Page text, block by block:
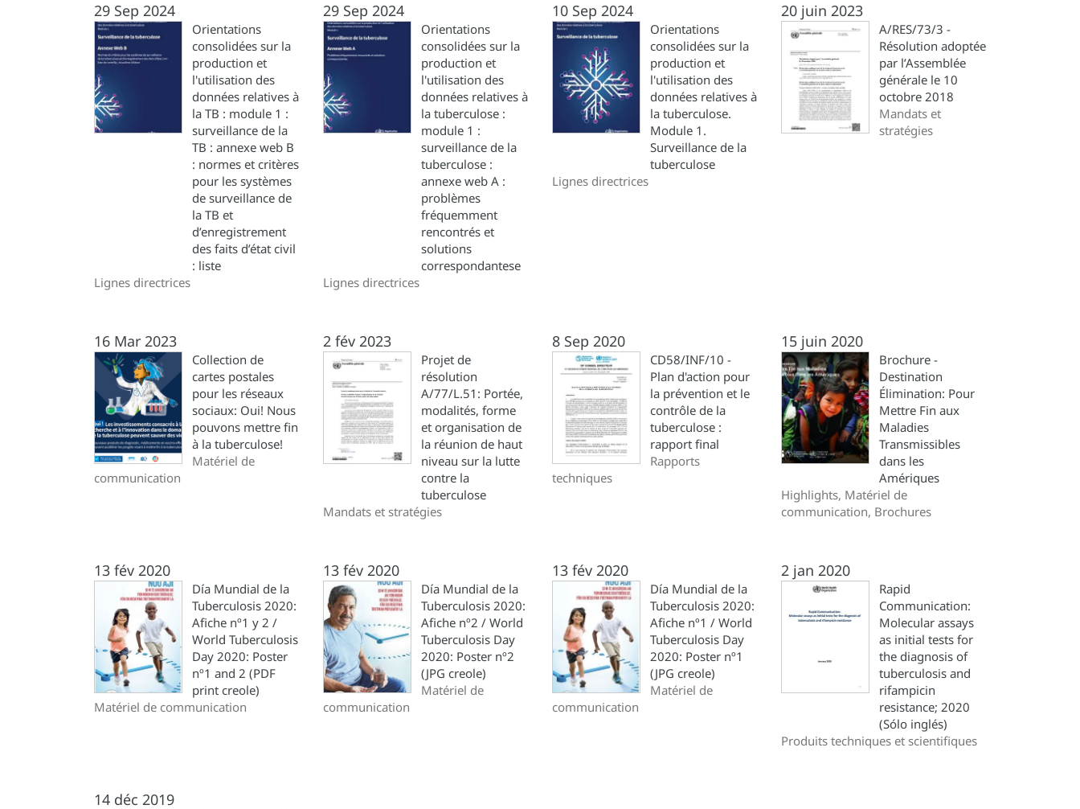
29 Sep 2024
Orientations
consolidées sur la
production et
l'utilisation des
données relatives à
la TB : module 1 :
surveillance de la
TB : annexe web B
: normes et critères
pour les systèmes
de surveillance de
la TB et
d’enregistrement
des faits d’état civil
: liste
Lignes directrices
29 Sep 2024
Orientations
consolidées sur la
production et
l'utilisation des
données relatives à
la tuberculose :
module 1 :
surveillance de la
tuberculose :
annexe web A :
problèmes
fréquemment
rencontrés et
solutions
correspondantese
Lignes directrices
10 Sep 2024
Orientations
consolidées sur la
production et
l'utilisation des
données relatives à
la tuberculose.
Module 1.
Surveillance de la
tuberculose
Lignes directrices
20 juin 2023
A/RES/73/3 -
Résolution adoptée
par l’Assemblée
générale le 10
octobre 2018
Mandats et
stratégies
16 Mar 2023
Collection de
cartes postales
pour les réseaux
sociaux: Oui! Nous
pouvons mettre fin
à la tuberculose!
Matériel de
communication
2 fév 2023
Projet de
résolution
A/77/L.51: Portée,
modalités, forme
et organisation de
la réunion de haut
niveau sur la lutte
contre la
tuberculose
Mandats et stratégies
8 Sep 2020
CD58/INF/10 -
Plan d'action pour
la prévention et le
contrôle de la
tuberculose :
rapport final
Rapports
techniques
15 juin 2020
Brochure -
Destination
Élimination: Pour
Mettre Fin aux
Maladies
Transmissibles
dans les
Amériques
Highlights, Matériel de
communication, Brochures
13 fév 2020
Día Mundial de la
Tuberculosis 2020:
Afiche nº1 y 2 /
World Tuberculosis
Day 2020: Poster
nº1 and 2 (PDF
print creole)
Matériel de communication
13 fév 2020
Día Mundial de la
Tuberculosis 2020:
Afiche nº2 / World
Tuberculosis Day
2020: Poster nº2
(JPG creole)
Matériel de
communication
13 fév 2020
Día Mundial de la
Tuberculosis 2020:
Afiche nº1 / World
Tuberculosis Day
2020: Poster nº1
(JPG creole)
Matériel de
communication
2 jan 2020
Rapid
Communication:
Molecular assays
as initial tests for
the diagnosis of
tuberculosis and
rifampicin
resistance; 2020
(Sólo inglés)
Produits techniques et scientifiques
14 déc 2019